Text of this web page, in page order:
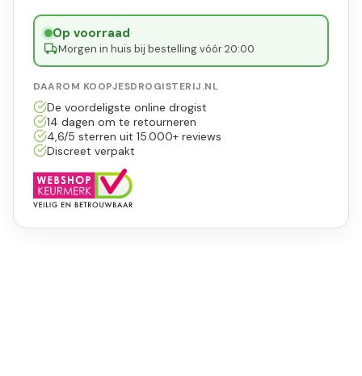
Op voorraad·
Morgen in huis bij bestelling vóór 20:00
DAAROM KOOPJESDROGISTERIJ.NL
De voordeligste online drogist
14 dagen om te retourneren
4,6/5 sterren uit 15.000+ reviews
Discreet verpakt